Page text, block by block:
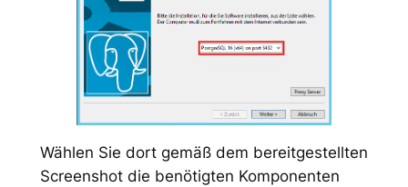
Wählen Sie dort gemäß dem bereitgestellten
Screenshot die benötigten Komponenten